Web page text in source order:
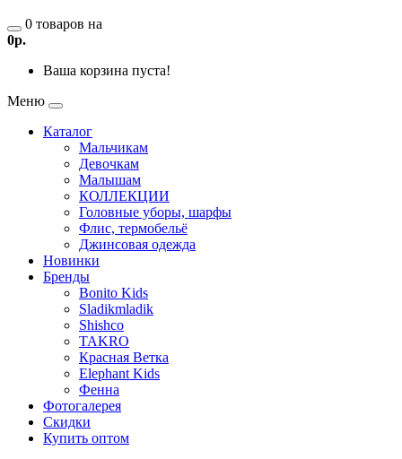
0 товаров на
0р.
Ваша корзина пуста!
Меню
Каталог
Мальчикам
Девочкам
Малышам
КОЛЛЕКЦИИ
Головные уборы, шарфы
Флис, термобельё
Джинсовая одежда
Новинки
Бренды
Bonito Kids
Sladikmladik
Shishco
TAKRO
Красная Ветка
Elephant Kids
Фенна
Фотогалерея
Скидки
Купить оптом